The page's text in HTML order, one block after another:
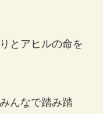
とアヒルの命を
んなで踏み踏